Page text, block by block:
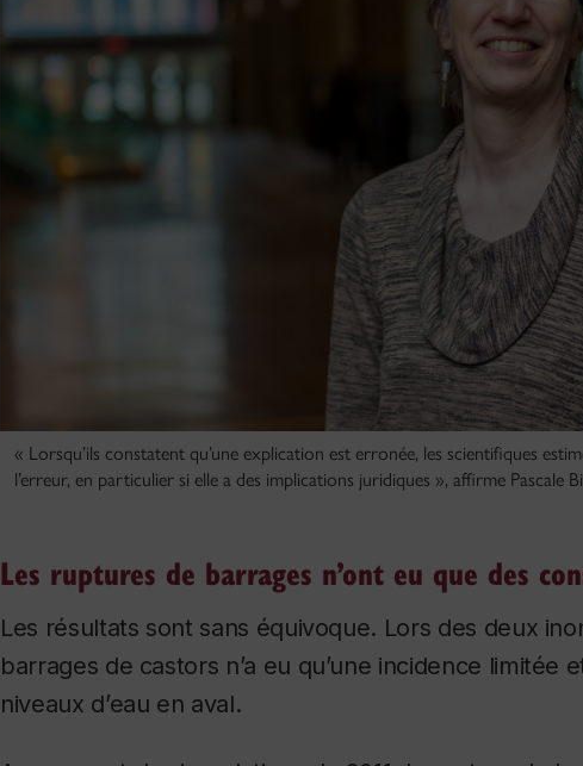
« Lorsqu’ils constatent qu’une explication est erronée, les scientifiques
l’erreur, en particulier si elle a des implications juridiques », affirme Pascale
Les ruptures de barrages n’ont eu que des
Les résultats sont sans équivoque. Lors des deux
barrages de castors n’a eu qu’une incidence limitée
niveaux d’eau en aval.